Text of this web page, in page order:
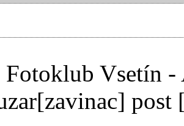
Vsetín -
[zavinac] post